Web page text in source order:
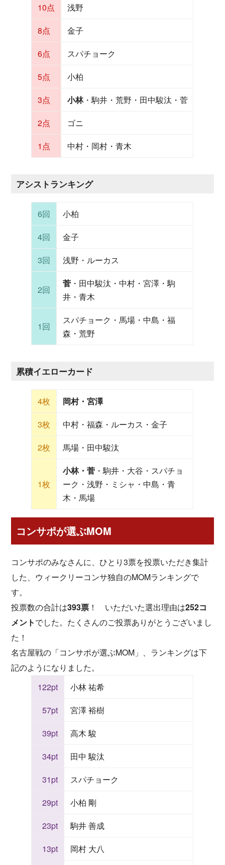
10点
浅野
8点
金子
6点
スパチョーク
5点
小柏
3点
小林・駒井・荒野・田中駿汰・菅
2点
ゴニ
1点
中村・岡村・青木
アシストランキング
6回
小柏
4回
金子
3回
浅野・ルーカス
2回
菅 ・田中駿汰・中村・宮澤・駒
井・青木
1回
スパチョーク・馬場・中島・福
森・荒野
累積イエローカード
4枚
岡村・宮澤
3枚
中村・福森・ルーカス・金子
2枚
馬場・田中駿汰
1枚
小林・菅 ・駒井・大谷・スパチョ
ーク・浅野・ミシャ・中島・青
木・馬場
コンサポが選ぶMOM
コンサポのみなさんに、ひとり3票を投票いただき集計
した、ウィークリーコンサ独自のMOMランキングで
す。
投票数の合計は393票！ いただいた選出理由は252コ
メントでした。たくさんのご投票ありがとうございまし
た！
名古屋戦の「コンサポが選ぶMOM」、ランキングは下
記のようになりました。
122pt
小林 祐希
57pt
宮澤 裕樹
39pt
高木 駿
34pt
田中 駿汰
31pt
スパチョーク
29pt
小柏 剛
23pt
駒井 善成
13pt
岡村 大八